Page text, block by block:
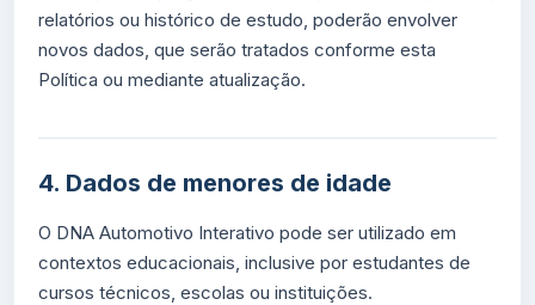
relatórios ou histórico de estudo, poderão envolver
novos dados, que serão tratados conforme esta
Política ou mediante atualização.
4. Dados de menores de idade
O DNA Automotivo Interativo pode ser utilizado em
contextos educacionais, inclusive por estudantes de
cursos técnicos, escolas ou instituições.